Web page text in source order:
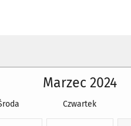
Marzec 2024
Czwartek